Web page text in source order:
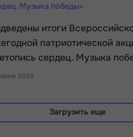
итоги
патриотической
сердец. Музыка
2026
Загрузить еще